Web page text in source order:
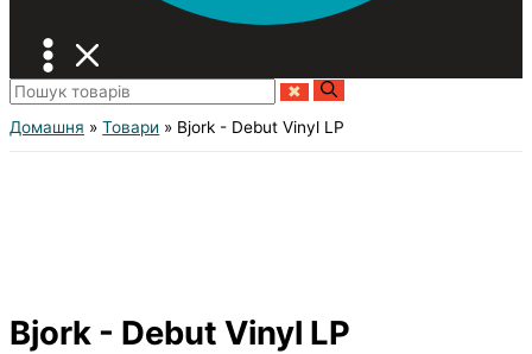
Домашня Товари Bjork - Debut Vinyl LP
Bjork - Debut Vinyl LP